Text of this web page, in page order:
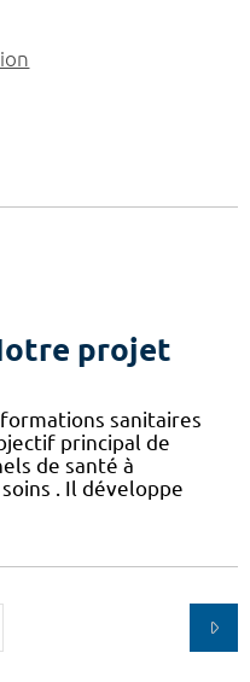
projet
sanitaires
principal de
de santé à
. Il développe